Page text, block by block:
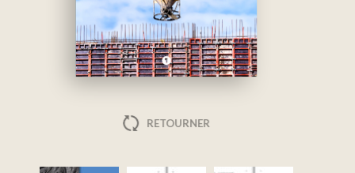
RETOURNER